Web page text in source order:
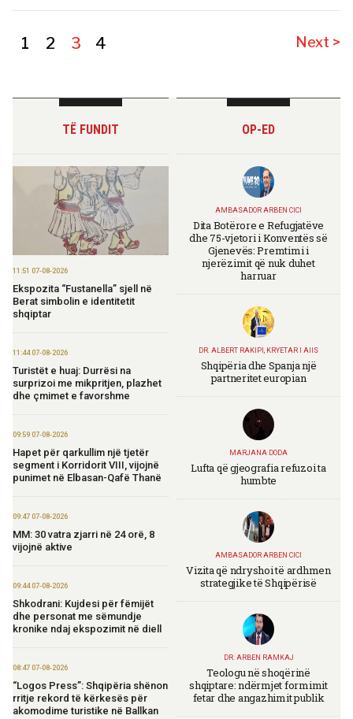
1 2 3 4 Next >
TË FUNDIT
11:51 07-08-2026
Ekspozita “Fustanella” sjell në
Berat simbolin e identitetit
shqiptar
11:44 07-08-2026
Turistët e huaj: Durrësi na
surprizoi me mikpritjen, plazhet
dhe çmimet e favorshme
09:59 07-08-2026
Hapet për qarkullim një tjetër
segment i Korridorit VIII, vijojnë
punimet në Elbasan-Qafë Thanë
09:47 07-08-2026
MM: 30 vatra zjarri në 24 orë, 8
vijojnë aktive
09:44 07-08-2026
Shkodrani: Kujdesi për fëmijët
dhe personat me sëmundje
kronike ndaj ekspozimit në diell
08:47 07-08-2026
“Logos Press”: Shqipëria shënon
rritje rekord të kërkesës për
akomodime turistike në Ballkan
OP-ED
AMBASADOR ARBEN CICI
Dita Botërore e Refugjatëve
dhe 75-vjetori i Konventës së
Gjenevës: Premtimi i
njerëzimit që nuk duhet
harruar
DR. ALBERT RAKIPI, KRYETAR I AIIS
Shqipëria dhe Spanja një
partneritet europian
MARJANA DODA
Lufta që gjeografia refuzoi ta
humbte
AMBASADOR ARBEN CICI
Vizita që ndryshoi të ardhmen
strategjike të Shqipërisë
DR. ARBEN RAMKAJ
Teologu në shoqërinë
shqiptare: ndërmjet formimit
fetar dhe angazhimit publik